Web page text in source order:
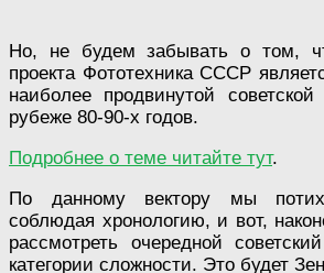
Но, не будем забывать о том,
проекта Фототехника СССР
наиболее продвинутой
рубеже 80-90-х годов.
Подробнее о теме читайте тут.
По данному вектору мы
соблюдая хронологию, и вот,
рассмотреть очередной
категории сложности. Это будет